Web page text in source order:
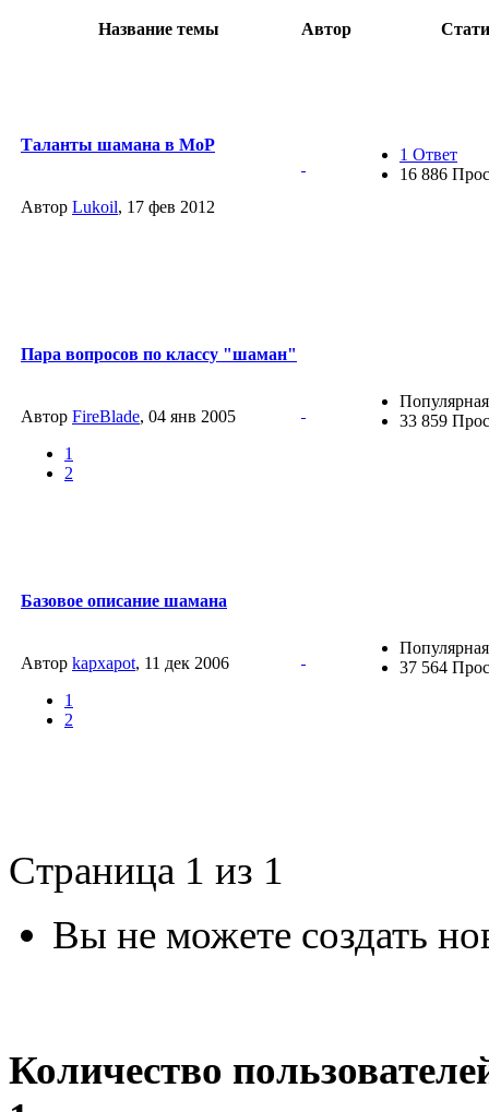
Название темы Автор
Таланты шамана в MoP
Автор Lukoil, 17 фев 2012
1 Ответ
16 886
Пара вопросов по классу "шаман"
Автор FireBlade, 04 янв 2005
1
2
33 859
Базовое описание шамана
Автор kapxapot, 11 дек 2006
1
2
37 564
Страница 1 из 1
Вы не можете создать
Количество